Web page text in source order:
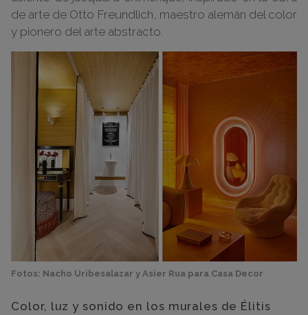
de arte de Otto Freundlich, maestro alemán del color
y pionero del arte abstracto.
Fotos: Nacho Uribesalazar y Asier Rua para Casa Decor
Color, luz y sonido en los murales de Élitis